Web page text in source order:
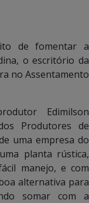
de fomentar a
o escritório da
no Assentamento
Edimilson
Produtores de
uma empresa do
planta rústica,
manejo, e com
alternativa para
somar com a